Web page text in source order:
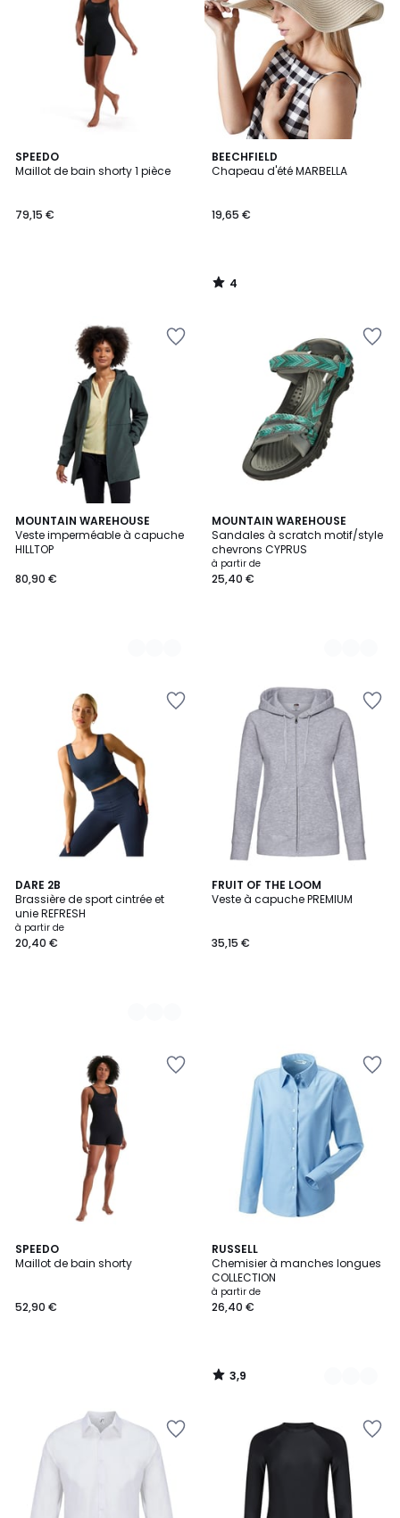
SPEEDO
Maillot de bain shorty 1 pièce
79,15 €
BEECHFIELD
Chapeau d'été MARBELLA
19,65 €
4
/
4
/
MOUNTAIN WAREHOUSE
Veste imperméable à capuche
HILLTOP
80,90 €
2
Couleurs
MOUNTAIN WAREHOUSE
Sandales à scratch motif/style
chevrons CYPRUS
à partir de
25,40 €
5
Couleurs
DARE 2B
Brassière de sport cintrée et
unie REFRESH
à partir de
20,40 €
3
Couleurs
FRUIT OF THE LOOM
Veste à capuche PREMIUM
35,15 €
SPEEDO
Maillot de bain shorty
52,90 €
RUSSELL
Chemisier à manches longues
COLLECTION
à partir de
26,40 €
3,9
/ 5
5
Couleurs
3,9
/